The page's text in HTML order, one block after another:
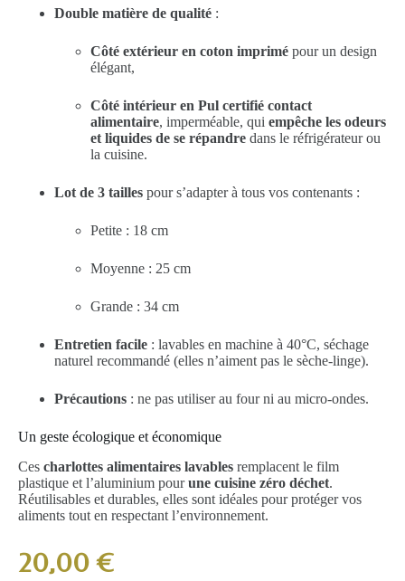
Double matière de qualité :
Côté extérieur en coton imprimé pour un design
élégant,
Côté intérieur en Pul certifié contact
alimentaire, imperméable, qui empêche les odeurs
et liquides de se répandre dans le réfrigérateur ou
la cuisine.
Lot de 3 tailles pour s’adapter à tous vos contenants :
Petite : 18 cm
Moyenne : 25 cm
Grande : 34 cm
Entretien facile : lavables en machine à 40°C, séchage
naturel recommandé (elles n’aiment pas le sèche-linge).
Précautions : ne pas utiliser au four ni au micro-ondes.
Un geste écologique et économique
Ces charlottes alimentaires lavables remplacent le film
plastique et l’aluminium pourune cuisine zéro déchet.
Réutilisables et durables, elles sont idéales pour protéger vos
aliments tout en respectant l’environnement.
20,00€